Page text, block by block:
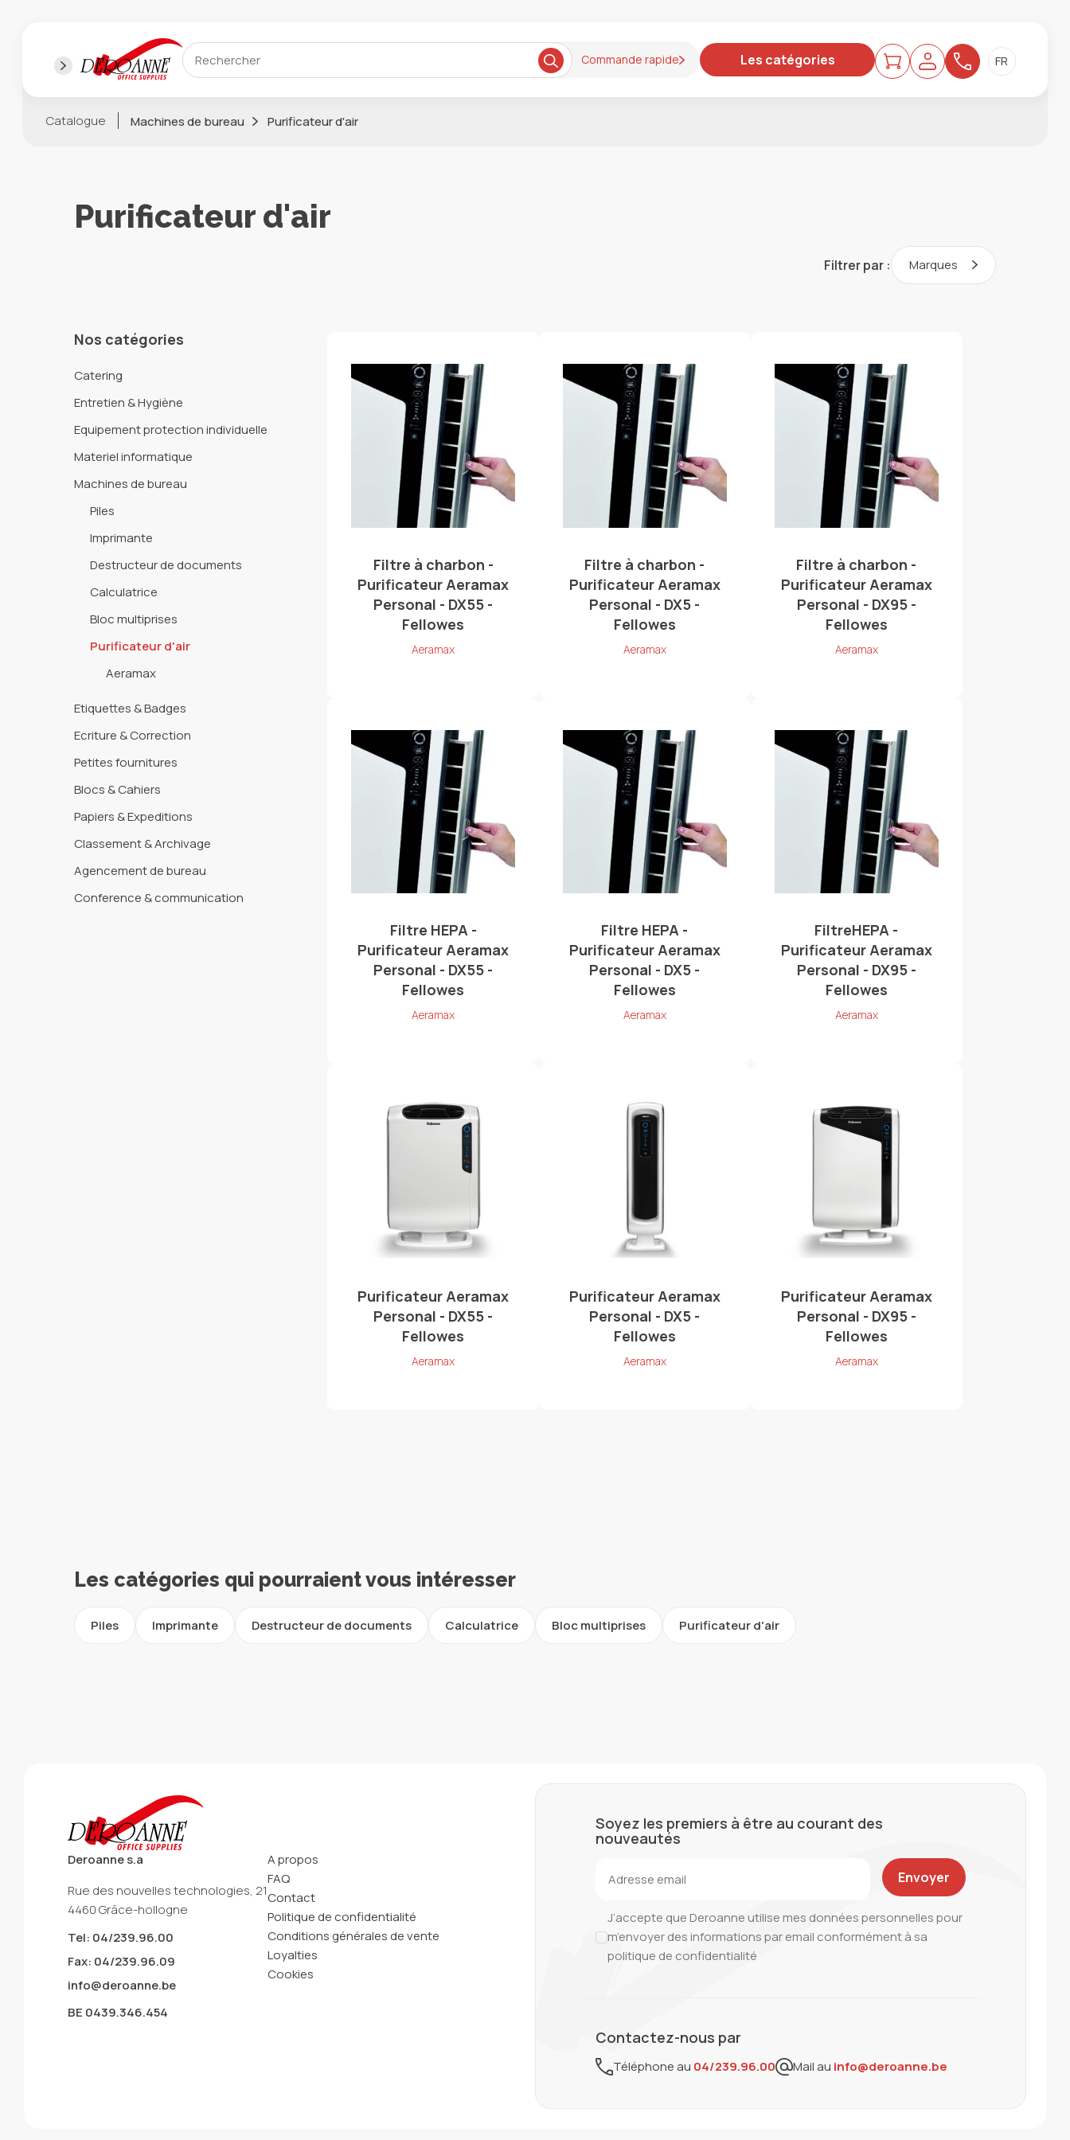
Commande rapide Les catégories
Catalogue Machines de bureau Purificateur d'air
Purificateur d'air
Filtrer par : Marques
Nos catégories
Catering
Entretien & Hygiène
Equipement protection individuelle
Materiel informatique
Machines de bureau
Piles
Imprimante
Destructeur de documents
Calculatrice
Bloc multiprises
Purificateur d'air
Aeramax
Etiquettes & Badges
Ecriture & Correction
Petites fournitures
Blocs & Cahiers
Papiers & Expeditions
Classement & Archivage
Agencement de bureau
Conference & communication
Filtre à charbon -
Purificateur Aeramax
Personal - DX55 -
Fellowes
Aeramax
Filtre à charbon -
Purificateur Aeramax
Personal - DX5 -
Fellowes
Aeramax
Filtre à charbon -
Purificateur Aeramax
Personal - DX95 -
Fellowes
Aeramax
Filtre HEPA -
Purificateur Aeramax
Personal - DX55 -
Fellowes
Aeramax
Filtre HEPA -
Purificateur Aeramax
Personal - DX5 -
Fellowes
Aeramax
FiltreHEPA -
Purificateur Aeramax
Personal - DX95 -
Fellowes
Aeramax
Purificateur Aeramax
Personal - DX55 -
Fellowes
Aeramax
Purificateur Aeramax
Personal - DX5 -
Fellowes
Aeramax
Purificateur Aeramax
Personal - DX95 -
Fellowes
Aeramax
Les catégories qui pourraient vous intéresser
Piles Imprimante Destructeur de documents Calculatrice Bloc multiprises Purificateur d'air
Deroanne s.a
Rue des nouvelles technologies, 21
4460 Grâce-hollogne
Tel: 04/239.96.00
Fax: 04/239.96.09
info@deroanne.be
BE 0439.346.454
A propos
FAQ
Contact
Politique de confidentialité
Conditions générales de vente
Loyalties
Cookies
Soyez les premiers à être au courant des
nouveautés
J’accepte que Deroanne utilise mes données personnelles pour
m’envoyer des informations par email conformément à sa
politique de confidentialité
Contactez-nous par
Téléphone au 04/239.96.00 Mail au info@deroanne.be